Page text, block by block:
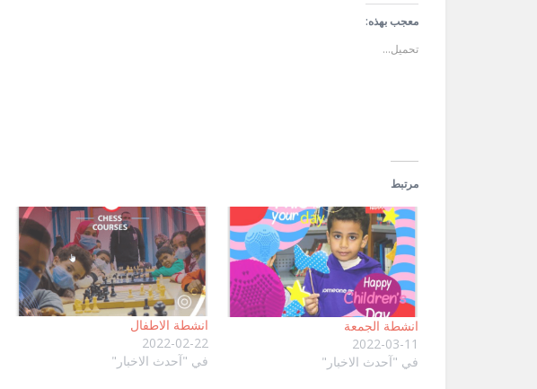
(فتح
في
نافذة
معجب بهذه:
تحميل...
مرتبط
انشطة الجمعة
2022-03-11
في "آحدث الاخبار"
انشطة الاطفال
2022-02-22
في "آحدث الاخبار"